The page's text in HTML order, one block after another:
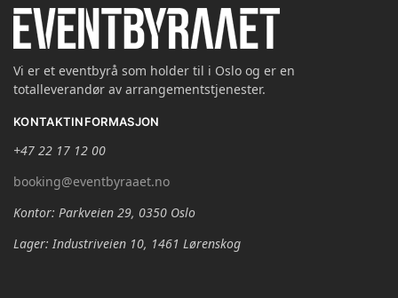
Vi er et eventbyrå som holder til i Oslo og er en
totalleverandør av arrangementstjenester.
KONTAKTINFORMASJON
+47 22 17 12 00
booking@eventbyraaet.no
Kontor: Parkveien 29, 0350 Oslo
Lager: Industriveien 10, 1461 Lørenskog